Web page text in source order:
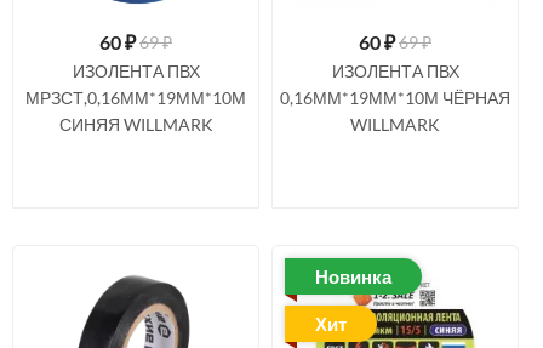
60₽69 ₽
ИЗОЛЕНТА ПВХ
МРЗСТ,0,16ММ*19ММ*10М
СИНЯЯ WILLMARK
60₽69 ₽
ИЗОЛЕНТА ПВХ
0,16ММ*19ММ*10М ЧЁРНАЯ
WILLMARK
Новинка
Хит